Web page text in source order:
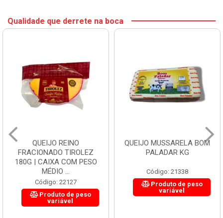
Qualidade que derrete na boca
QUEIJO REINO
FRACIONADO TIROLEZ
180G | CAIXA COM PESO
MÉDIO ...
Código: 22127
Produto de peso
variável
QUEIJO MUSSARELA BOM
PALADAR KG
Código: 21338
Produto de peso
variável